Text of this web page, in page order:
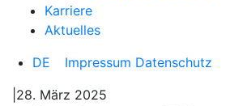
Karriere
Aktuelles
DE
Impressum Datenschutz
|28. März 2025